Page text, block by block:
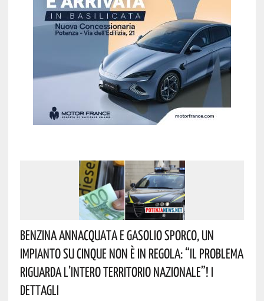
Benzina Annacquata E Gasolio Sporco, Un
Impianto Su Cinque Non È In Regola: “il Problema
Riguarda L’intero Territorio Nazionale”! I
Dettagli